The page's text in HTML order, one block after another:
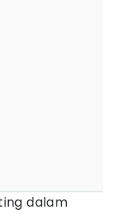
dalam